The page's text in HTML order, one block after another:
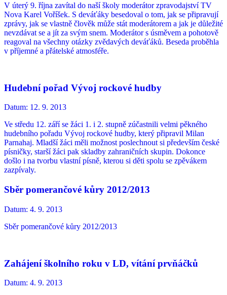
V úterý 9. října zavítal do naší školy moderátor zpravodajství TV
Nova Karel Voříšek. S deváťáky besedoval o tom, jak se připravují
zprávy, jak se vlastně člověk může stát moderátorem a jak je důležité
nevzdávat se a jít za svým snem. Moderátor s úsměvem a pohotově
reagoval na všechny otázky zvědavých deváťáků. Beseda proběhla
v příjemné a přátelské atmosféře.
Hudební pořad Vývoj rockové hudby
Datum: 12. 9. 2013
Ve středu 12. září se žáci 1. i 2. stupně zúčastnili velmi pěkného
hudebního pořadu Vývoj rockové hudby, který připravil Milan
Parnahaj. Mladší žáci měli možnost poslechnout si především české
písničky, starší žáci pak skladby zahraničních skupin. Dokonce
došlo i na tvorbu vlastní písně, kterou si děti spolu se zpěvákem
zazpívaly.
Sběr pomerančové kůry 2012/2013
Datum: 4. 9. 2013
Sběr pomerančové kůry 2012/2013
Zahájení školního roku v LD, vítání prvňáčků
Datum: 4. 9. 2013